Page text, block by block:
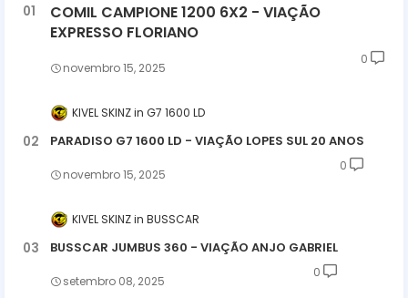
COMIL CAMPIONE 1200 6X2 - VIAÇÃO
EXPRESSO FLORIANO
novembro 15, 2025
0
KIVEL SKINZ G7 1600 LD
PARADISO G7 1600 LD - VIAÇÃO LOPES SUL 20 ANOS
novembro 15, 2025
0
KIVEL SKINZ BUSSCAR
BUSSCAR JUMBUS 360 - VIAÇÃO ANJO GABRIEL
setembro 08, 2025
0